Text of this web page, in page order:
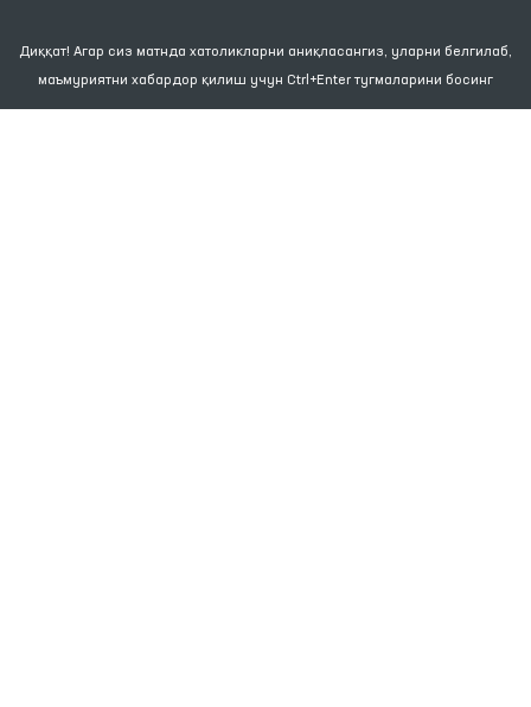
Диққат! Агар сиз матнда хатоликларни аниқласангиз, уларни белгилаб,
маъмуриятни хабардор қилиш учун Ctrl+Enter тугмаларини босинг